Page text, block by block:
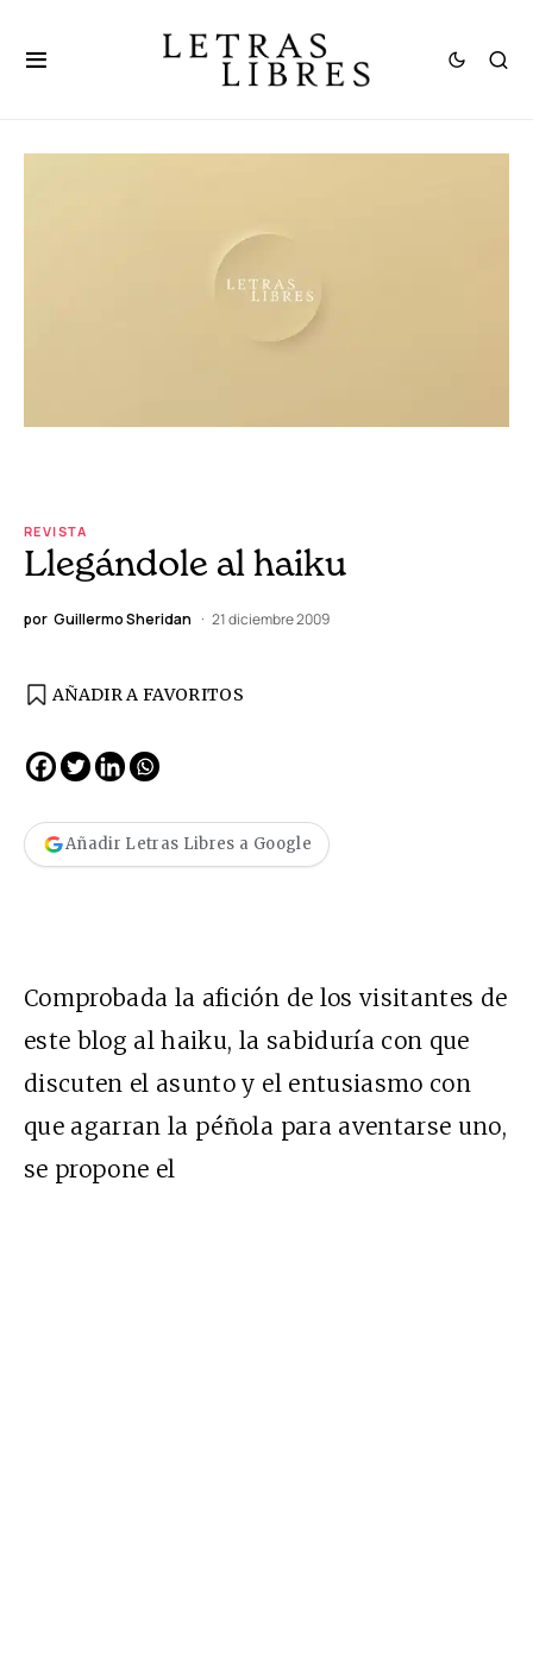
REVISTA
Llegándole al haiku
por Guillermo Sheridan 21 diciembre 2009
AÑADIR A FAVORITOS
Añadir Letras Libres a Google
Comprobada la afición de los visitantes de
este blog al haiku, la sabiduría con que
discuten el asunto y el entusiasmo con
que agarran la péñola para aventarse uno,
se propone el